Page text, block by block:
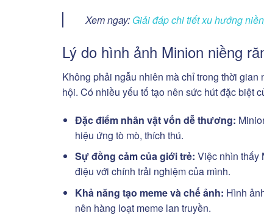
Xem ngay: Giải đáp chi tiết xu hướng
Lý do hình ảnh Minion niềng
Không phải ngẫu nhiên mà chỉ trong thời
hội. Có nhiều yếu tố tạo nên sức hút đặc biệt
Đặc điểm nhân vật vốn dễ thương:
hiệu ứng tò mò, thích thú.
Sự đồng cảm của giới trẻ: Việc nhìn thấy
điệu với chính trải nghiệm của mình.
Khả năng tạo meme và chế ảnh: Hình
nên hàng loạt meme lan truyền.